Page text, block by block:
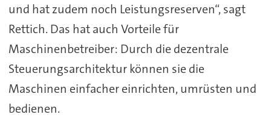
und hat zudem noch Leistungsreserven“, sagt
Rettich. Das hat auch Vorteile für
Maschinenbetreiber: Durch die dezentrale
Steuerungsarchitektur können sie die
Maschinen einfacher einrichten, umrüsten und
bedienen.